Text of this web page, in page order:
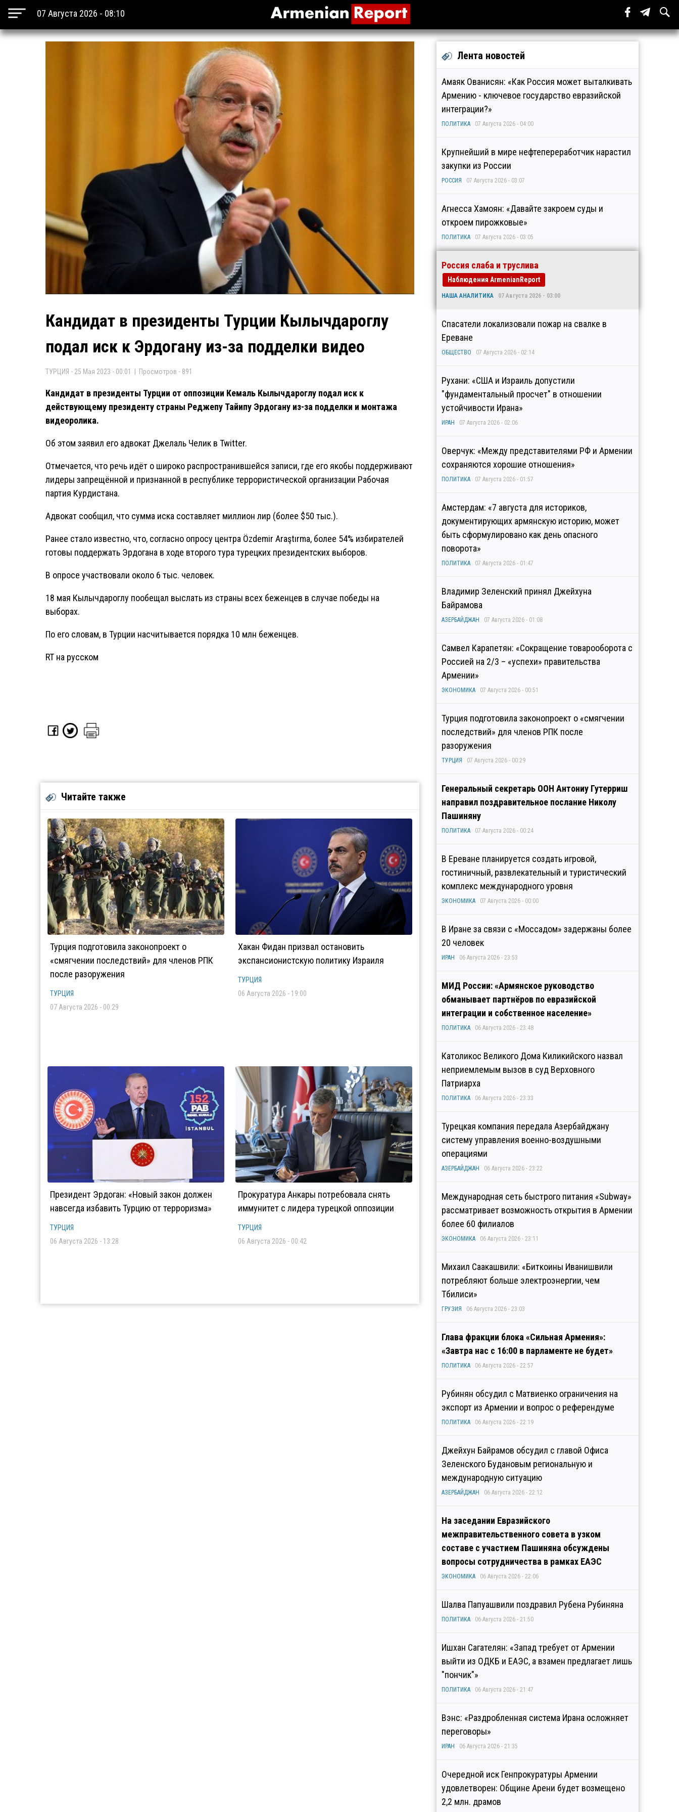
07 Августа 2026 - 08:10
Кандидат в президенты Турции Кылычдароглу
подал иск к Эрдогану из-за подделки видео
ТУРЦИЯ - 25 Мая 2023 - 00:01 | Просмотров - 891
Кандидат в президенты Турции от оппозиции Кемаль Кылычдароглу подал иск к
действующему президенту страны Реджепу Тайипу Эрдогану из-за подделки и монтажа
видеоролика.
Об этом заявил его адвокат Джелаль Челик в Twitter.
Отмечается, что речь идёт о широко распространившейся записи, где его якобы поддерживают
лидеры запрещённой и признанной в республике террористической организации Рабочая
партия Курдистана.
Адвокат сообщил, что сумма иска составляет миллион лир (более $50 тыс.).
Ранее стало известно, что, согласно опросу центра Özdemir Araştırma, более 54% избирателей
готовы поддержать Эрдогана в ходе второго тура турецких президентских выборов.
В опросе участвовали около 6 тыс. человек.
18 мая Кылычдароглу пообещал выслать из страны всех беженцев в случае победы на
выборах.
По его словам, в Турции насчитывается порядка 10 млн беженцев.
RT на русском
Читайте также
Турция подготовила законопроект о
«смягчении последствий» для членов РПК
после разоружения
ТУРЦИЯ
07 Августа 2026 - 00:29
Хакан Фидан призвал остановить
экспансионистскую политику Израиля
ТУРЦИЯ
06 Августа 2026 - 19:00
Президент Эрдоган: «Новый закон должен
навсегда избавить Турцию от терроризма»
ТУРЦИЯ
06 Августа 2026 - 13:28
Прокуратура Анкары потребовала снять
иммунитет с лидера турецкой оппозиции
ТУРЦИЯ
06 Августа 2026 - 00:42
Лента новостей
Амаяк Ованисян: «Как Россия может выталкивать
Армению - ключевое государство евразийской
интеграции?»
ПОЛИТИКА 07 Августа 2026 - 04:00
Крупнейший в мире нефтепереработчик нарастил
закупки из России
РОССИЯ 07 Августа 2026 - 03:07
Агнесса Хамоян: «Давайте закроем суды и
откроем пирожковые»
ПОЛИТИКА 07 Августа 2026 - 03:05
Россия слаба и труслива
Наблюдения ArmenianReport
НАША АНАЛИТИКА 07 Августа 2026 - 03:00
Спасатели локализовали пожар на свалке в
Ереване
ОБЩЕСТВО 07 Августа 2026 - 02:14
Рухани: «США и Израиль допустили
"фундаментальный просчет" в отношении
устойчивости Ирана»
ИРАН 07 Августа 2026 - 02:06
Оверчук: «Между представителями РФ и Армении
сохраняются хорошие отношения»
ПОЛИТИКА 07 Августа 2026 - 01:57
Амстердам: «7 августа для историков,
документирующих армянскую историю, может
быть сформулировано как день опасного
поворота»
ПОЛИТИКА 07 Августа 2026 - 01:47
Владимир Зеленский принял Джейхуна
Байрамова
АЗЕРБАЙДЖАН 07 Августа 2026 - 01:08
Самвел Карапетян: «Сокращение товарооборота с
Россией на 2/3 – «успехи» правительства
Армении»
ЭКОНОМИКА 07 Августа 2026 - 00:51
Турция подготовила законопроект о «смягчении
последствий» для членов РПК после
разоружения
ТУРЦИЯ 07 Августа 2026 - 00:29
Генеральный секретарь ООН Антониу Гутерриш
направил поздравительное послание Николу
Пашиняну
ПОЛИТИКА 07 Августа 2026 - 00:24
В Ереване планируется создать игровой,
гостиничный, развлекательный и туристический
комплекс международного уровня
ЭКОНОМИКА 07 Августа 2026 - 00:00
В Иране за связи с «Моссадом» задержаны более
20 человек
ИРАН 06 Августа 2026 - 23:53
МИД России: «Армянское руководство
обманывает партнёров по евразийской
интеграции и собственное население»
ПОЛИТИКА 06 Августа 2026 - 23:48
Католикос Великого Дома Киликийского назвал
неприемлемым вызов в суд Верховного
Патриарха
ПОЛИТИКА 06 Августа 2026 - 23:33
Турецкая компания передала Азербайджану
систему управления военно-воздушными
операциями
АЗЕРБАЙДЖАН 06 Августа 2026 - 23:22
Международная сеть быстрого питания «Subway»
рассматривает возможность открытия в Армении
более 60 филиалов
ЭКОНОМИКА 06 Августа 2026 - 23:11
Михаил Саакашвили: «Биткоины Иванишвили
потребляют больше электроэнергии, чем
Тбилиси»
ГРУЗИЯ 06 Августа 2026 - 23:03
Глава фракции блока «Сильная Армения»:
«Завтра нас с 16:00 в парламенте не будет»
ПОЛИТИКА 06 Августа 2026 - 22:57
Рубинян обсудил с Матвиенко ограничения на
экспорт из Армении и вопрос о референдуме
ПОЛИТИКА 06 Августа 2026 - 22:19
Джейхун Байрамов обсудил с главой Офиса
Зеленского Будановым региональную и
международную ситуацию
АЗЕРБАЙДЖАН 06 Августа 2026 - 22:12
На заседании Евразийского
межправительственного совета в узком
составе с участием Пашиняна обсуждены
вопросы сотрудничества в рамках ЕАЭС
ЭКОНОМИКА 06 Августа 2026 - 22:06
Шалва Папуашвили поздравил Рубена Рубиняна
ПОЛИТИКА 06 Августа 2026 - 21:50
Ишхан Сагателян: «Запад требует от Армении
выйти из ОДКБ и ЕАЭС, а взамен предлагает лишь
"пончик"»
ПОЛИТИКА 06 Августа 2026 - 21:47
Вэнс: «Раздробленная система Ирана осложняет
переговоры»
ИРАН 06 Августа 2026 - 21:35
Очередной иск Генпрокуратуры Армении
удовлетворен: Общине Арени будет возмещено
2,2 млн. драмов